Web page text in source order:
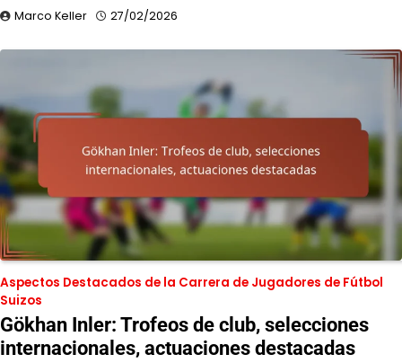
Marco Keller 27/02/2026
Aspectos Destacados de la Carrera de Jugadores de Fútbol
Suizos
Gökhan Inler: Trofeos de club, selecciones
internacionales, actuaciones destacadas